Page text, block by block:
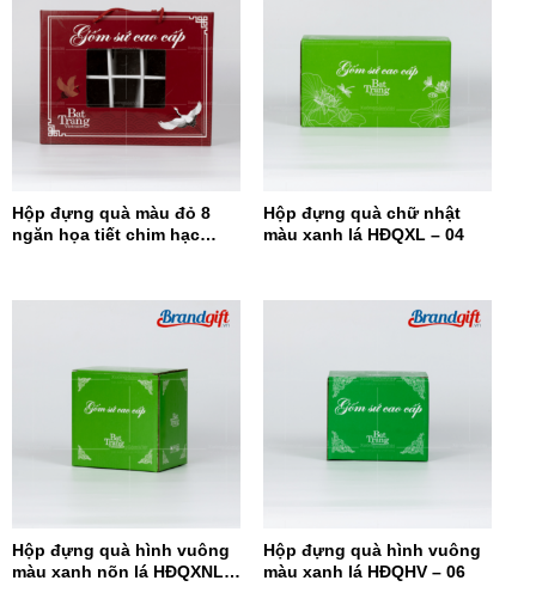
Hộp đựng quà màu đỏ 8
ngăn họa tiết chim hạc
Hộp đựng quà chữ nhật
màu xanh lá HĐQXL – 04
Hộp đựng quà hình vuông
màu xanh nõn lá HĐQXNL –
Hộp đựng quà hình vuông
màu xanh lá HĐQHV – 06